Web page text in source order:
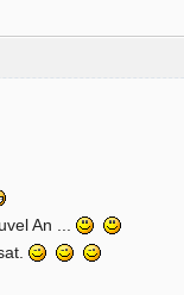
An ...